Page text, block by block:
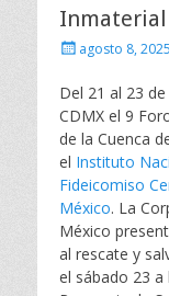
Inmaterial
Escritoagosto 8, 2025
Del 21 al 23
CDMX el 9
de la Cuenca
el Instituto
Fideicomiso
México. La
México
al rescate y
el sábado 23 a